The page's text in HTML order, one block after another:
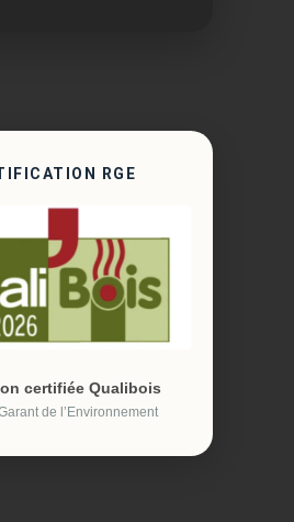
RGE
certifiée Qualibois
de l’Environnement